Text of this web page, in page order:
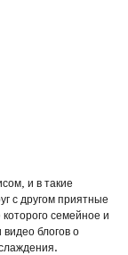
и в такие
с другом приятные
семейное и
блогов о